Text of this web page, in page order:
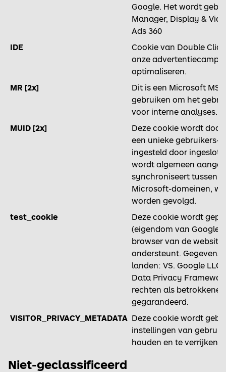
Google. Het wordt
Manager, Display &
Ads 360
IDE
Cookie van Double
onze
optimaliseren.
MR [2x]
Dit is een Microsoft
gebruiken om het
voor interne analyses.
MUID [2x]
Deze cookie wordt
een unieke gebruikers-
ingesteld door
wordt algemeen
synchroniseert tussen
Microsoft-domeinen,
worden gevolgd.
test_cookie
Deze cookie wordt
(eigendom van Google)
browser van de
ondersteunt.
landen: VS. Google
Data Privacy
rechten als betrokkene
gegarandeerd.
VISITOR_PRIVACY_METADATA Deze cookie wordt
instellingen van
houden en te verrijken.
Niet-geclassificeerd